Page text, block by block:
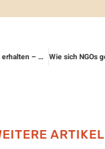
Inkasso-Schreiben erhalten – was tun?
ARTIKEL